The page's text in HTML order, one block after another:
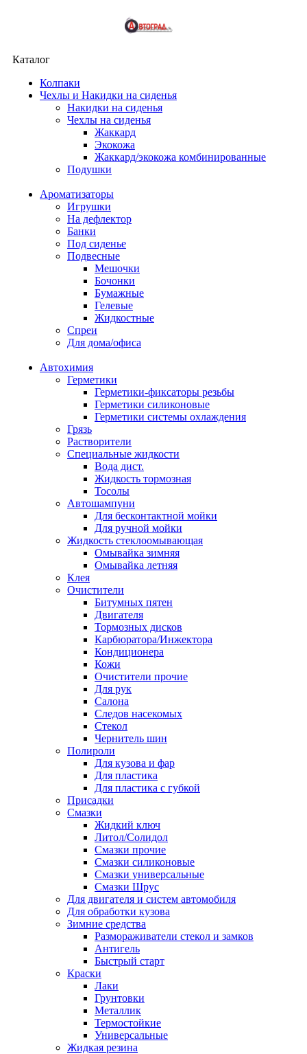
Каталог
Колпаки
Чехлы и Накидки на сиденья
Накидки на сиденья
Чехлы на сиденья
Жаккард
Экокожа
Жаккард/экокожа комбинированные
Подушки
Ароматизаторы
Игрушки
На дефлектор
Банки
Под сиденье
Подвесные
Мешочки
Бочонки
Бумажные
Гелевые
Жидкостные
Спреи
Для дома/офиса
Автохимия
Герметики
Герметики-фиксаторы резьбы
Герметики силиконовые
Герметики системы охлаждения
Грязь
Растворители
Специальные жидкости
Вода дист.
Жидкость тормозная
Тосолы
Автошампуни
Для бесконтактной мойки
Для ручной мойки
Жидкость стеклоомывающая
Омывайка зимняя
Омывайка летняя
Клея
Очистители
Битумных пятен
Двигателя
Тормозных дисков
Карбюратора/Инжектора
Кондиционера
Кожи
Очистители прочие
Для рук
Салона
Следов насекомых
Стекол
Чернитель шин
Полироли
Для кузова и фар
Для пластика
Для пластика с губкой
Присадки
Смазки
Жидкий ключ
Литол/Солидол
Смазки прочие
Смазки силиконовые
Смазки универсальные
Смазки Шрус
Для двигателя и систем автомобиля
Для обработки кузова
Зимние средства
Размораживатели стекол и замков
Антигель
Быстрый старт
Краски
Лаки
Грунтовки
Металлик
Термостойкие
Универсальные
Жидкая резина